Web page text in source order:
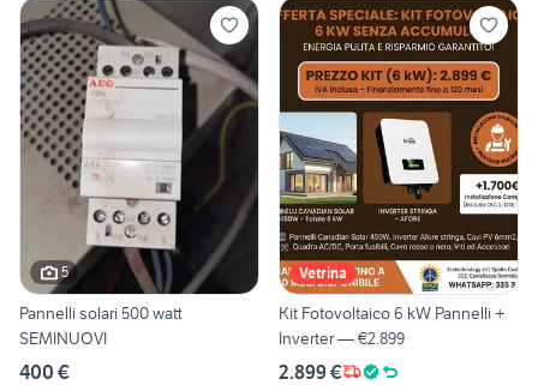
5
Pannelli solari 500 watt
SEMINUOVI
400 €
Vetrina
Kit Fotovoltaico 6 kW Pannelli +
Inverter — €2.899
2.899 €